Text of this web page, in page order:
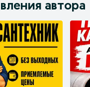
автора